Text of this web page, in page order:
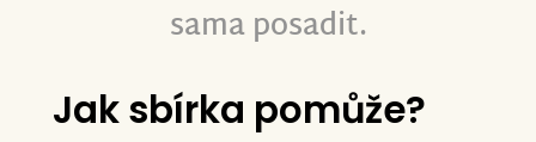
sama posadit.
Jak sbírka pomůže?